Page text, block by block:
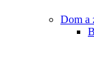
Dom a